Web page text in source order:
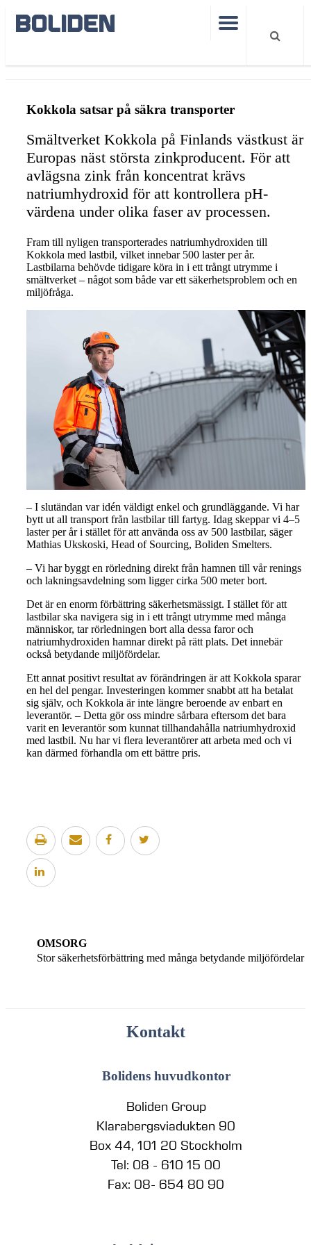
Kokkola satsar på säkra transporter
Smältverket Kokkola på Finlands västkust är
Europas näst största zinkproducent. För att
avlägsna zink från koncentrat krävs
natriumhydroxid för att kontrollera pH-
värdena under olika faser av processen.
Fram till nyligen transporterades natriumhydroxiden till
Kokkola med lastbil, vilket innebar 500 laster per år.
Lastbilarna behövde tidigare köra in i ett trångt utrymme i
smältverket – något som både var ett säkerhetsproblem och en
miljöfråga.
– I slutändan var idén väldigt enkel och grundläggande. Vi har
bytt ut all transport från lastbilar till fartyg. Idag skeppar vi 4–5
laster per år i stället för att använda oss av 500 lastbilar, säger
Mathias Ukskoski, Head of Sourcing, Boliden Smelters.
– Vi har byggt en rörledning direkt från hamnen till vår renings
och lakningsavdelning som ligger cirka 500 meter bort.
Det är en enorm förbättring säkerhetsmässigt. I stället för att
lastbilar ska navigera sig in i ett trångt utrymme med många
människor, tar rörledningen bort alla dessa faror och
natriumhydroxiden hamnar direkt på rätt plats. Det innebär
också betydande miljöfördelar.
Ett annat positivt resultat av förändringen är att Kokkola sparar
en hel del pengar. Investeringen kommer snabbt att ha betalat
sig själv, och Kokkola är inte längre beroende av enbart en
leverantör. – Detta gör oss mindre sårbara eftersom det bara
varit en leverantör som kunnat tillhandahålla natriumhydroxid
med lastbil. Nu har vi flera leverantörer att arbeta med och vi
kan därmed förhandla om ett bättre pris.
OMSORG
Stor säkerhetsförbättring med många betydande miljöfördelar
Kontakt
Bolidens huvudkontor
Boliden Group
Klarabergsviadukten 90
Box 44, 101 20 Stockholm
Tel: 08 - 610 15 00
Fax: 08- 654 80 90